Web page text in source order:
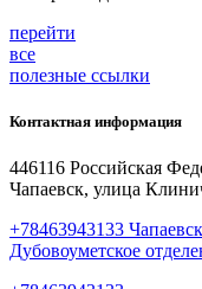
перейти
все
полезные ссылки
Контактная информация
446116 Российская
Чапаевск, улица
+78463943133
Дубовоуметское